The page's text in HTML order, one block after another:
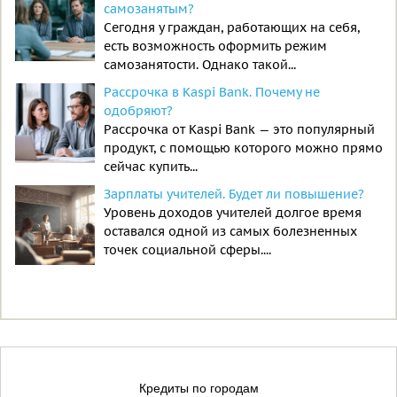
самозанятым?
Сегодня у граждан, работающих на себя,
есть возможность оформить режим
самозанятости. Однако такой...
Рассрочка в Kaspi Bank. Почему не
одобряют?
Рассрочка от Kaspi Bank — это популярный
продукт, с помощью которого можно прямо
сейчас купить...
Зарплаты учителей. Будет ли повышение?
Уровень доходов учителей долгое время
оставался одной из самых болезненных
точек социальной сферы....
Кредиты по городам